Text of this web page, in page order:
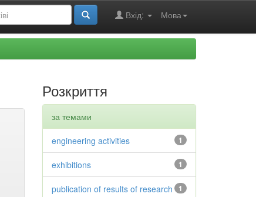
Мова
Вхід:
Розкриття
за темами
1
engineering activities
1
exhibitions
1
publication of results of research